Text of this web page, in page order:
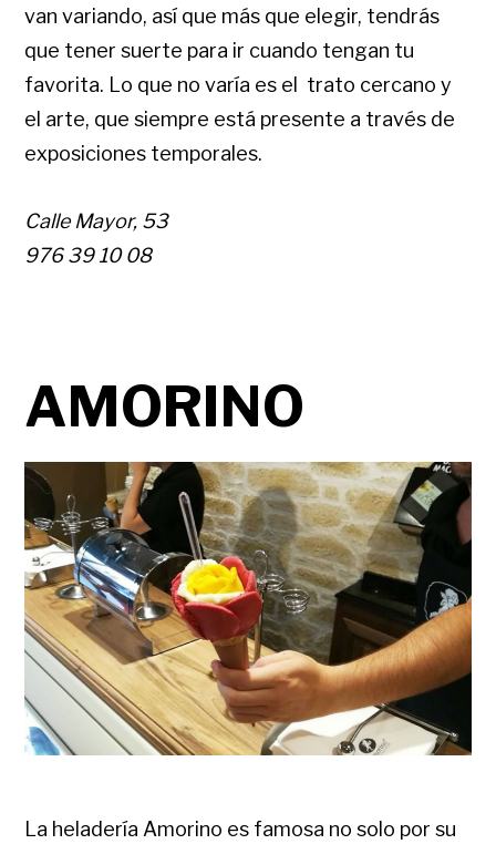
van variando, así que más que elegir, tendrás
que tener suerte para ir cuando tengan tu
favorita. Lo que no varía es el trato cercano y
el arte, que siempre está presente a través de
exposiciones temporales.
Calle Mayor, 53
976 39 10 08
AMORINO
La heladería Amorino es famosa no solo por su